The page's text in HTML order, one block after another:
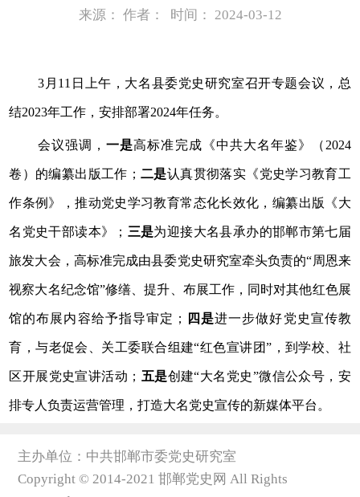
来源： 作者： 时间： 2024-03-12
3月11日上午，大名县委党史研究室召开专题会议，总
结2023年工作，安排部署2024年任务。
会议强调，一是高标准完成《中共大名年鉴》（2024
卷）的编纂出版工作； 二是认真贯彻落实《党史学习教育工
作条例》，推动党史学习教育常态化长效化，编纂出版《大
名党史干部读本》； 三是为迎接大名县承办的邯郸市第七届
旅发大会，高标准完成由县委党史研究室牵头负责的“周恩来
视察大名纪念馆”修缮、提升、布展工作，同时对其他红色展
馆的布展内容给予指导审定； 四是进一步做好党史宣传教
育，与老促会、关工委联合组建“红色宣讲团”，到学校、社
区开展党史宣讲活动； 五是创建“大名党史”微信公众号，安
排专人负责运营管理，打造大名党史宣传的新媒体平台。
主办单位：中共邯郸市委党史研究室
Copyright © 2014-2021 邯郸党史网 All Rights